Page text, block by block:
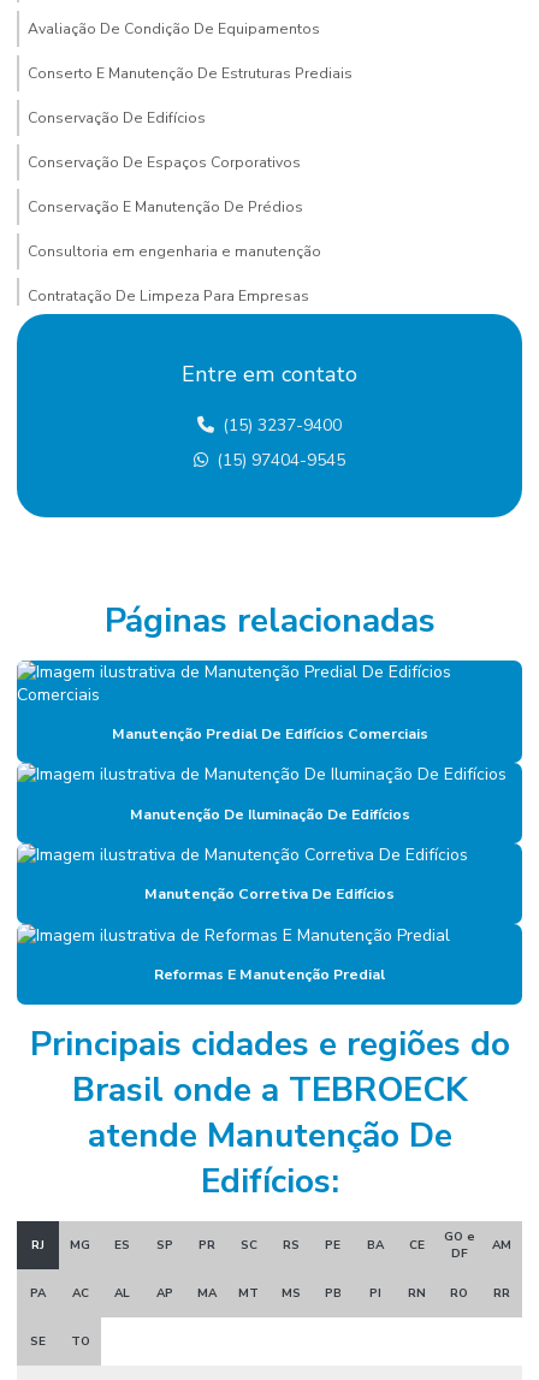
Avaliação De Condição De Equipamentos
Conserto E Manutenção De Estruturas Prediais
Conservação De Edifícios
Conservação De Espaços Corporativos
Conservação E Manutenção De Prédios
Consultoria em engenharia e manutenção
Contratação De Limpeza Para Empresas
Contratação de mão de obra terceirizada
Custo terceirização mão de obra
Empresa De Manutenção Predial
Empresa De Serviços De Manutenção
Empresa especializada em mão de obra terceirizada
Empresa de facilities
Empresa de facilities industrial
Empresa de manutenção
Empresa de manutenção corporativa
Empresa de manutenção industrial
Empresa de manutenção preventiva
Empresa de mão de obra industrial
Empresa de mão de obra terceirizada
Empresa de montagem industrial
Empresa de prestação de serviços de mão de obra
Entre em contato
(15) 3237-9400
(15) 97404-9545
Páginas relacionadas
Manutenção Predial De Edifícios Comerciais
Manutenção De Iluminação De Edifícios
Manutenção Corretiva De Edifícios
Reformas E Manutenção Predial
Principais cidades e regiões do
Brasil onde a TEBROECK
atende Manutenção De
Edifícios:
RJ MG ES SP PR SC RS PE BA CE
GO e
DF
AM
PA AC AL AP MA MT MS PB PI RN RO RR
SE TO